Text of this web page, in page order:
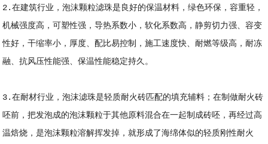
2.在建筑行业，泡沫颗粒滤珠是良好的保温材料，绿色环保，容重轻，
机械强度高，可塑性强，导热系数小，软化系数高，静剪切力强、容变
性好，干缩率小，厚度、配比易控制，施工速度快、耐燃等级高，耐冻
融、抗风压性能强、保温性能稳定持久。
3.在耐材行业，泡沫滤珠是轻质耐火砖匹配的填充辅料；在制做耐火砖
呸前，把发泡成的泡沫颗粒于其他原料混合在一起制成砖呸，再经过高
温焙烧，是泡沫颗粒溶解挥发掉，就形成了海绵体似的轻质刚性耐火